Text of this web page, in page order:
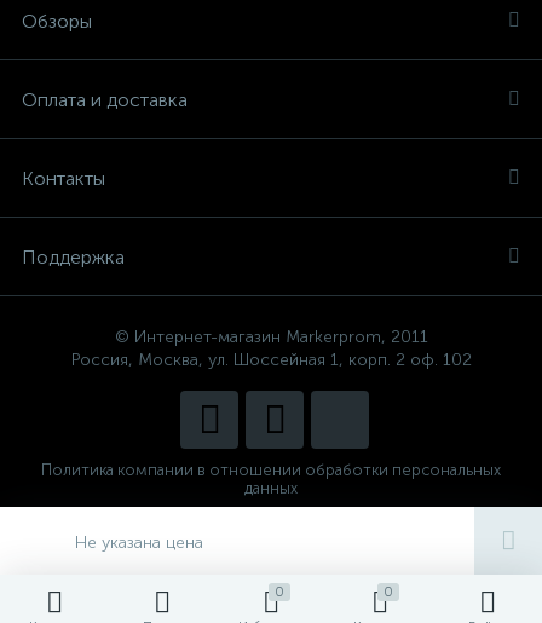
0 0
Не указана цена
Обзоры
Оплата и доставка
Контакты
Поддержка
© Интернет-магазин Markerprom, 2011
Россия, Москва, ул. Шоссейная 1, корп. 2 оф. 102
Политика компании в отношении обработки персональных
данных